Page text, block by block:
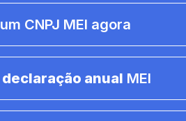
um CNPJ MEI agora
declaração anual MEI